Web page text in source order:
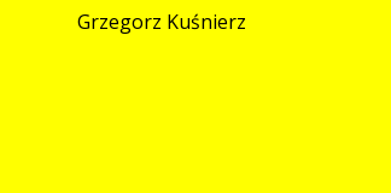
Grzegorz Kuśnierz